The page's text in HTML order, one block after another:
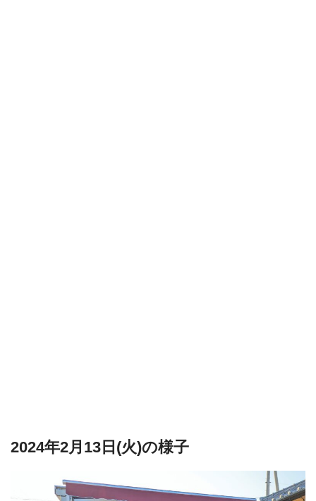
2024年2月13日(火)の様子